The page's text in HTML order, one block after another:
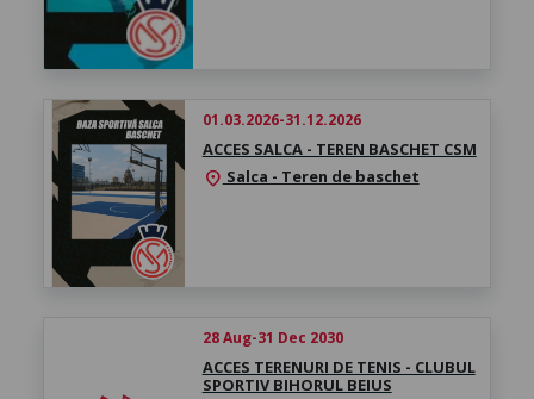
01.03.2026-31.12.2026
ACCES SALCA - TEREN BASCHET CSM
location_on Salca - Teren de baschet
28 Aug-31 Dec 2030
ACCES TERENURI DE TENIS - CLUBUL
SPORTIV BIHORUL BEIUS